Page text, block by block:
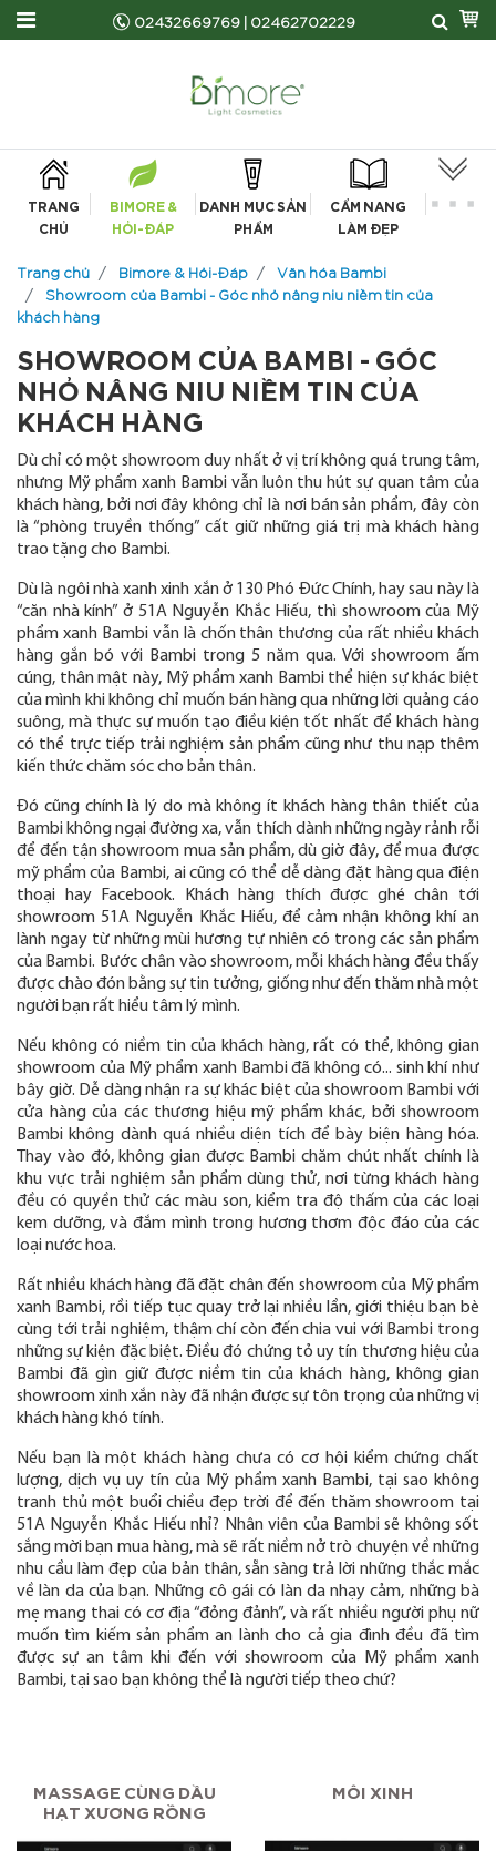
02432669769|02462702229
TRANG
CHỦ
BIMORE &
HỎI-ĐÁP
DANH MỤC SẢN
PHẨM
CẨM NANG
LÀM ĐẸP
Trang chủ Bimore & Hỏi-Đáp Văn hóa Bambi
Showroom của Bambi - Góc nhỏ nâng niu niềm tin của
khách hàng
SHOWROOM CỦA BAMBI - GÓC
NHỎ NÂNG NIU NIỀM TIN CỦA
KHÁCH HÀNG
Dù chỉ có một showroom duy nhất ở vị trí không quá trung tâm,
nhưng Mỹ phẩm xanh Bambi vẫn luôn thu hút sự quan tâm của
khách hàng, bởi nơi đây không chỉ là nơi bán sản phẩm, đây còn
là “phòng truyền thống” cất giữ những giá trị mà khách hàng
trao tặng cho Bambi.
Dù là ngôi nhà xanh xinh xắn ở 130 Phó Đức Chính, hay sau này là
“căn nhà kính” ở 51A Nguyễn Khắc Hiếu, thì showroom của Mỹ
phẩm xanh Bambi vẫn là chốn thân thương của rất nhiều khách
hàng gắn bó với Bambi trong 5 năm qua. Với showroom ấm
cúng, thân mật này, Mỹ phẩm xanh Bambi thể hiện sự khác biệt
của mình khi không chỉ muốn bán hàng qua những lời quảng cáo
suông, mà thực sự muốn tạo điều kiện tốt nhất để khách hàng
có thể trực tiếp trải nghiệm sản phẩm cũng như thu nạp thêm
kiến thức chăm sóc cho bản thân.
Đó cũng chính là lý do mà không ít khách hàng thân thiết của
Bambi không ngại đường xa, vẫn thích dành những ngày rảnh rỗi
để đến tận showroom mua sản phẩm, dù giờ đây, để mua được
mỹ phẩm của Bambi, ai cũng có thể dễ dàng đặt hàng qua điện
thoại hay Facebook. Khách hàng thích được ghé chân tới
showroom 51A Nguyễn Khắc Hiếu, để cảm nhận không khí an
lành ngay từ những mùi hương tự nhiên có trong các sản phẩm
của Bambi. Bước chân vào showroom, mỗi khách hàng đều thấy
được chào đón bằng sự tin tưởng, giống như đến thăm nhà một
người bạn rất hiểu tâm lý mình.
Nếu không có niềm tin của khách hàng, rất có thể, không gian
showroom của Mỹ phẩm xanh Bambi đã không có... sinh khí như
bây giờ. Dễ dàng nhận ra sự khác biệt của showroom Bambi với
cửa hàng của các thương hiệu mỹ phẩm khác, bởi showroom
Bambi không dành quá nhiều diện tích để bày biện hàng hóa.
Thay vào đó, không gian được Bambi chăm chút nhất chính là
khu vực trải nghiệm sản phẩm dùng thử, nơi từng khách hàng
đều có quyền thử các màu son, kiểm tra độ thấm của các loại
kem dưỡng, và đắm mình trong hương thơm độc đáo của các
loại nước hoa.
Rất nhiều khách hàng đã đặt chân đến showroom của Mỹ phẩm
xanh Bambi, rồi tiếp tục quay trở lại nhiều lần, giới thiệu bạn bè
cùng tới trải nghiệm, thậm chí còn đến chia vui với Bambi trong
những sự kiện đặc biệt. Điều đó chứng tỏ uy tín thương hiệu của
Bambi đã gìn giữ được niềm tin của khách hàng, không gian
showroom xinh xắn này đã nhận được sự tôn trọng của những vị
khách hàng khó tính.
Nếu bạn là một khách hàng chưa có cơ hội kiểm chứng chất
lượng, dịch vụ uy tín của Mỹ phẩm xanh Bambi, tại sao không
tranh thủ một buổi chiều đẹp trời để đến thăm showroom tại
51A Nguyễn Khắc Hiếu nhỉ? Nhân viên của Bambi sẽ không sốt
sắng mời bạn mua hàng, mà sẽ rất niềm nở trò chuyện về những
nhu cầu làm đẹp của bản thân, sẵn sàng trả lời những thắc mắc
về làn da của bạn. Những cô gái có làn da nhạy cảm, những bà
mẹ mang thai có cơ địa “đỏng đảnh”, và rất nhiều người phụ nữ
muốn tìm kiếm sản phẩm an lành cho cả gia đình đều đã tìm
được sự an tâm khi đến với showroom của Mỹ phẩm xanh
Bambi, tại sao bạn không thể là người tiếp theo chứ?
MASSAGE CÙNG DẦU
HẠT XƯƠNG RỒNG
MÔI XINH